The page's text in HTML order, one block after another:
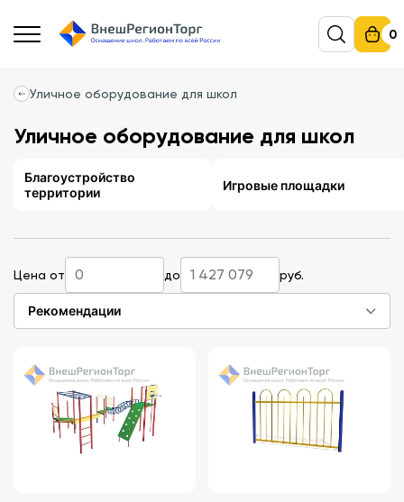
0
Уличное оборудование для школ
Уличное оборудование для школ
Благоустройство
территории
Игровые площадки
Цена от до руб.
Рекомендации